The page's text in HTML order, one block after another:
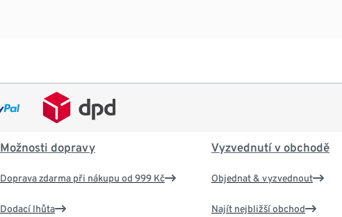
Možnosti dopravy
Doprava zdarma při nákupu od 999 Kč
Dodací lhůta
Vyzvednutí v obchodě
Objednat & vyzvednout
Najít nejbližší obchod